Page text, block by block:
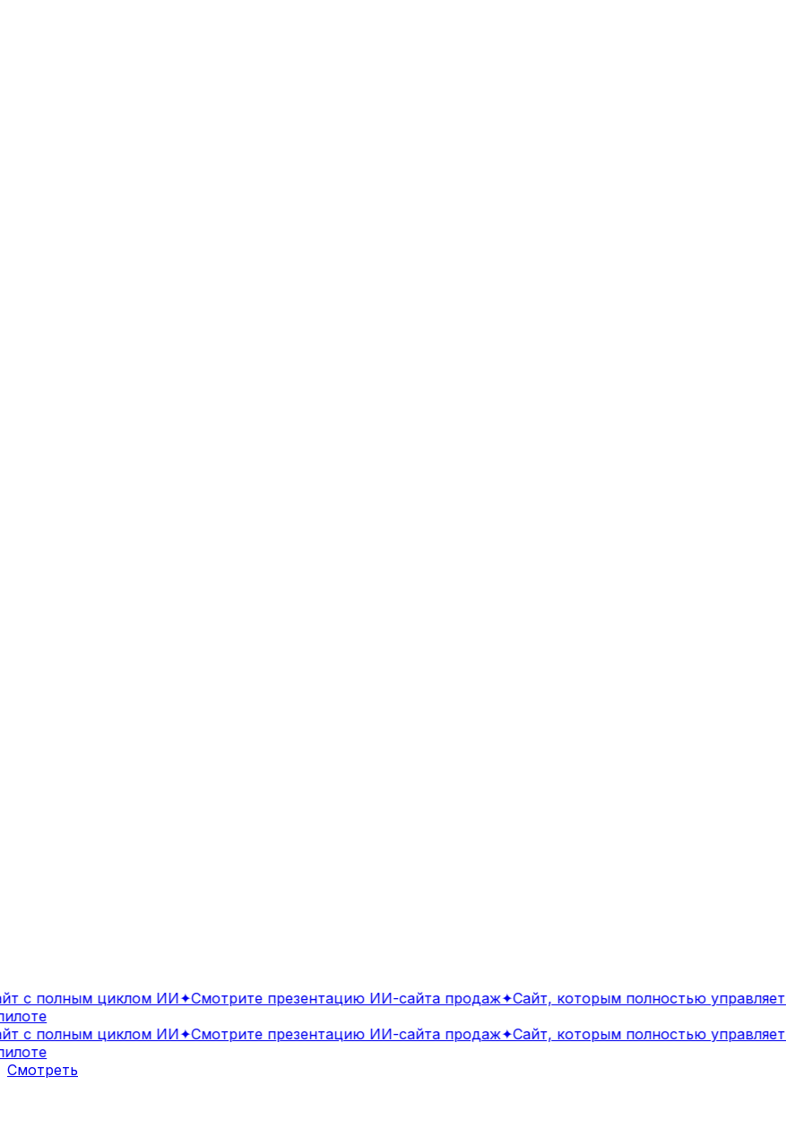
с полным циклом ИИ✦Смотрите презентацию ИИ-сайта продаж✦Сайт, которым полностью управляет
с полным циклом ИИ✦Смотрите презентацию ИИ-сайта продаж✦Сайт, которым полностью управляет
Смотреть